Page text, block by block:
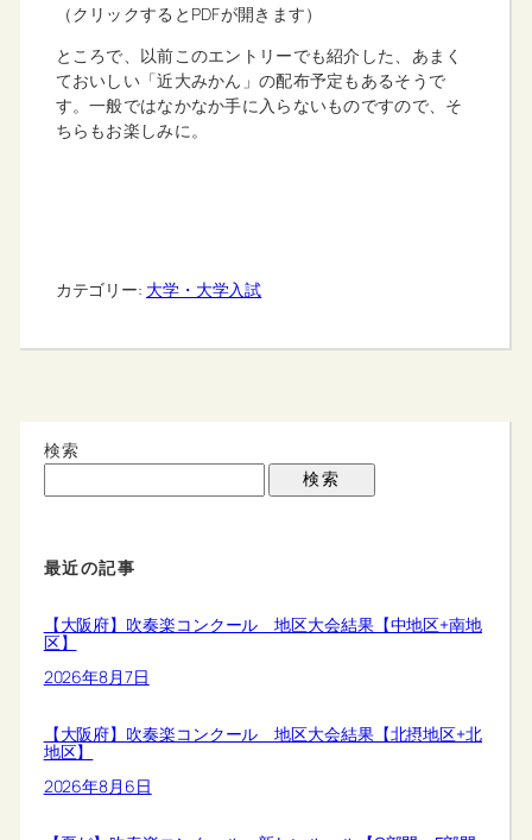
（クリックするとPDFが開きます）
ところで、以前このエントリーでも紹介した、あまく
ておいしい「近大みかん」の配布予定もあるそうで
す。一般ではなかなか手に入らないものですので、そ
ちらもお楽しみに。
カテゴリー: 大学・大学入試
検索
検索
最近の記事
【大阪府】吹奏楽コンクール 地区大会結果【中地区+南地
区】
2026年8月7日
【大阪府】吹奏楽コンクール 地区大会結果【北摂地区+北
地区】
2026年8月6日